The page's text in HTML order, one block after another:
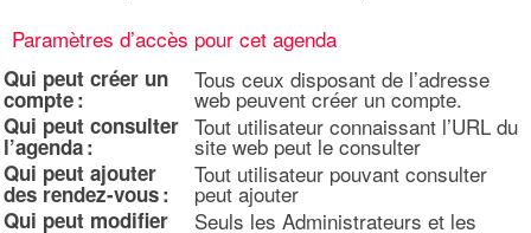
Paramètres d’accès pour cet agenda
Qui peut créer un
compte :
Tous ceux disposant de l’adresse
web peuvent créer un compte.
Qui peut consulter
l’agenda :
Tout utilisateur connaissant l’URL du
site web peut le consulter
Qui peut ajouter
des rendez-vous :
Tout utilisateur pouvant consulter
peut ajouter
Qui peut modifier Seuls les Administrateurs et les